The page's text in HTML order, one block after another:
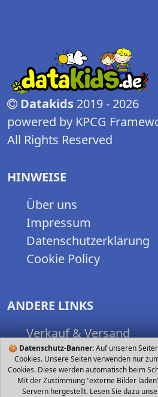
🍪 Datenschutz-Banner:Auf unseren
Cookies. Unsere Seiten verwenden nur
Cookies. Diese werden automatisch beim
Mit der Zustimmung "externe Bilder
Servern hergestellt. Lesen Sie dazu
Datakids 2019 - 2026
powered by KPCG
All Rights Reserved
HINWEISE
Über uns
Impressum
Datenschutzerklärung
Cookie Policy
ANDERE LINKS
Verkauf & Versand
Nutzungsbedingungen
Spielsachen finden